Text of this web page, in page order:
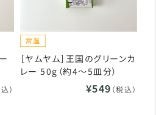
）
［ヤムヤム］王国のグリーンカ
レー 50g（約4～5皿分）
¥549 （税込）